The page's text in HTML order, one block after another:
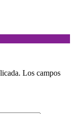
Los campos